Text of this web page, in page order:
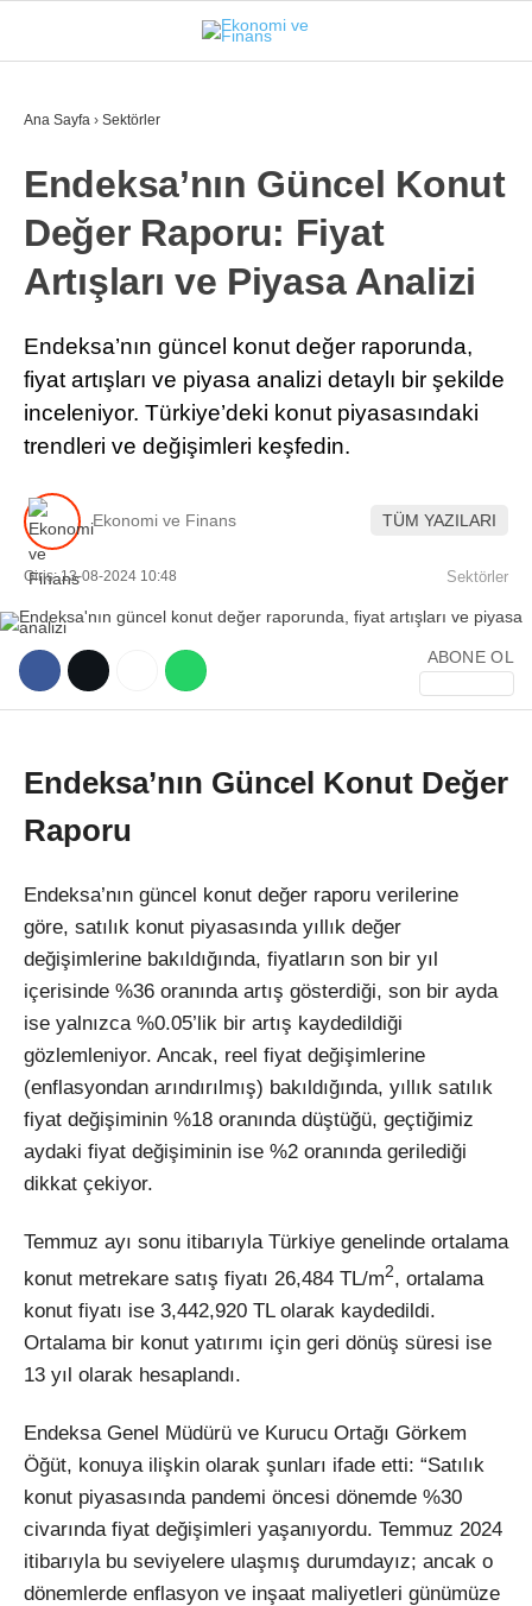
Instagram
Youtube
İSTANBUL
GÜNDEM
EKONOMI
FINANS
BORSA
KRIPTO
SEKTÖRLER
OTOMOBIL
Ana Sayfa › Sektörler
Endeksa’nın Güncel Konut
Değer Raporu: Fiyat
Artışları ve Piyasa Analizi
Endeksa’nın güncel konut değer raporunda,
fiyat artışları ve piyasa analizi detaylı bir şekilde
inceleniyor. Türkiye’deki konut piyasasındaki
trendleri ve değişimleri keşfedin.
Ekonomi ve Finans TÜM YAZILARI
Giriş: 13-08-2024 10:48 Sektörler
ABONE OL
Endeksa’nın Güncel Konut Değer
Raporu
Endeksa’nın güncel konut değer raporu verilerine
göre, satılık konut piyasasında yıllık değer
değişimlerine bakıldığında, fiyatların son bir yıl
içerisinde %36 oranında artış gösterdiği, son bir ayda
ise yalnızca %0.05’lik bir artış kaydedildiği
gözlemleniyor. Ancak, reel fiyat değişimlerine
(enflasyondan arındırılmış) bakıldığında, yıllık satılık
fiyat değişiminin %18 oranında düştüğü, geçtiğimiz
aydaki fiyat değişiminin ise %2 oranında gerilediği
dikkat çekiyor.
Temmuz ayı sonu itibarıyla Türkiye genelinde ortalama
konut metrekare satış fiyatı 26,484 TL/m2, ortalama
konut fiyatı ise 3,442,920 TL olarak kaydedildi.
Ortalama bir konut yatırımı için geri dönüş süresi ise
13 yıl olarak hesaplandı.
Endeksa Genel Müdürü ve Kurucu Ortağı Görkem
Öğüt, konuya ilişkin olarak şunları ifade etti: “Satılık
konut piyasasında pandemi öncesi dönemde %30
civarında fiyat değişimleri yaşanıyordu. Temmuz 2024
itibarıyla bu seviyelere ulaşmış durumdayız; ancak o
dönemlerde enflasyon ve inşaat maliyetleri günümüze